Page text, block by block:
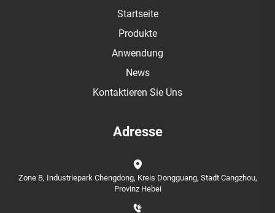
Startseite
Produkte
Anwendung
News
Kontaktieren Sie Uns
Adresse
Zone B, Industriepark Chengdong, Kreis Dongguang, Stadt Cangzhou,
Provinz Hebei